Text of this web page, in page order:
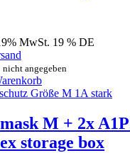
MwSt. 19 % DE
angegeben
M + 2x
storage box